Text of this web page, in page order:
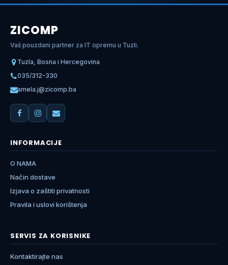
ZICOMP
Vaš pouzdani partner za IT opremu u Tuzli.
Tuzla, Bosna i Hercegovina
035/312-330
amela.j@zicomp.ba
INFORMACIJE
O NAMA
Način dostave
Izjava o zaštiti privatnosti
Pravila i uslovi korištenja
SERVIS ZA KORISNIKE
Kontaktirajte nas